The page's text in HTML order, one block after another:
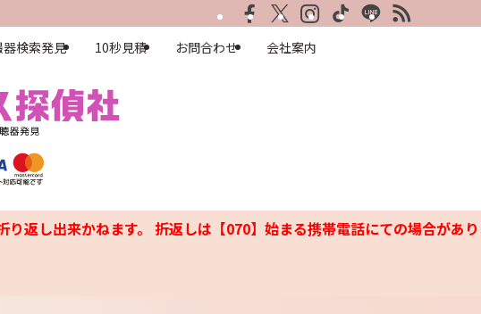
検索発見 10秒見積 お問合わせ 会社案内
し出来かねます。 折返しは【070】始まる携帯電話にての場合があり